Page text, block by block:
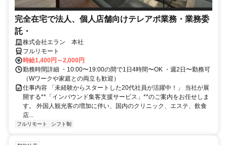
完全在宅で法人、個人店舗向けテレアポ業務・業務委
託・
株式会社エラン 本社
フルリモート
時給1,400円～2,000円
勤務時間詳細 ・10:00〜19:00の間で1日4時間〜OK ・週2日〜勤務可
（Wワークや家庭との両立も歓迎）
仕事内容 「未経験からスタートした20代社員が活躍中！」 当社が展
開する**「インバウンド集客支援サービス」**のご案内をお任せしま
す。 外国人観光客の増加に伴い、国内のクリニック、エステ、飲食
店...
フルリモート シフト制